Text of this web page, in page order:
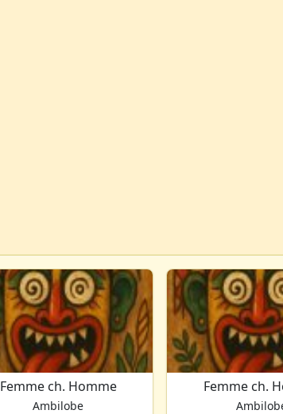
Femme ch. Homme
Ambilobe
Femme ch.